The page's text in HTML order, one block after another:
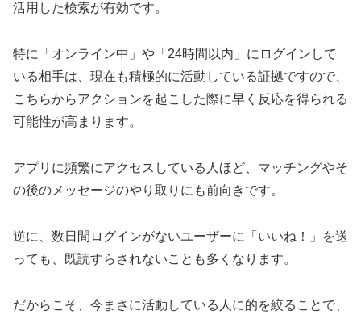
活用した検索が有効です。
特に「オンライン中」や「24時間以内」にログインして
いる相手は、現在も積極的に活動している証拠ですので、
こちらからアクションを起こした際に早く反応を得られる
可能性が高まります。
アプリに頻繁にアクセスしている人ほど、マッチングやそ
の後のメッセージのやり取りにも前向きです。
逆に、数日間ログインがないユーザーに「いいね！」を送
っても、既読すらされないことも多くなります。
だからこそ、今まさに活動している人に的を絞ることで、